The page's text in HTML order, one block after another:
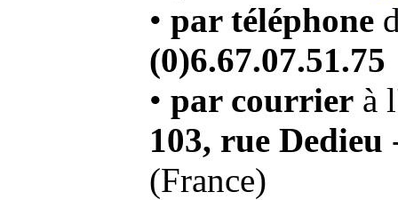
• par téléphone
(0)6.67.07.51.75
• par courrier à
103, rue Dedieu
(France)